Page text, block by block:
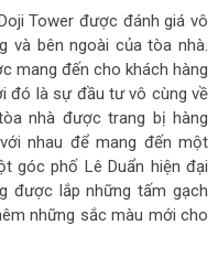
Tower được đánh giá vô
và bên ngoài của tòa nhà.
mang đến cho khách hàng
đó là sự đầu tư vô cùng về
nhà được trang bị hàng
nhau để mang đến một
góc phố Lê Duẩn hiện đại
được lắp những tấm gạch
những sắc màu mới cho